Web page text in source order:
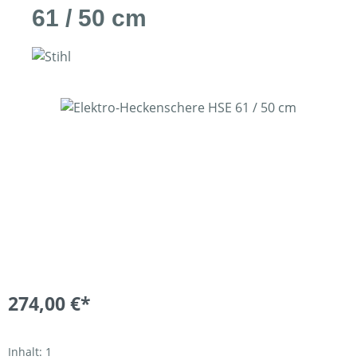
61 / 50 cm
Bildergalerie überspringen
274,00 €*
Inhalt: 1